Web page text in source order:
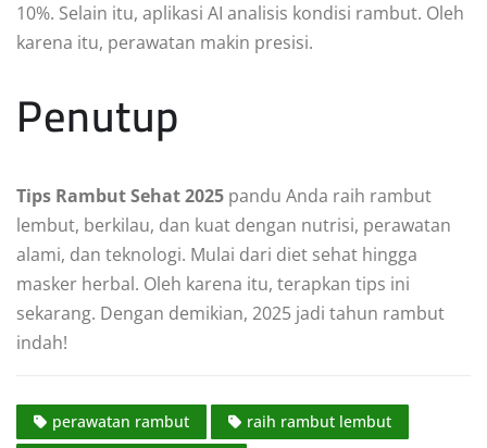
10%. Selain itu, aplikasi AI analisis kondisi rambut. Oleh
karena itu, perawatan makin presisi.
Penutup
Tips Rambut Sehat 2025 pandu Anda raih rambut
lembut, berkilau, dan kuat dengan nutrisi, perawatan
alami, dan teknologi. Mulai dari diet sehat hingga
masker herbal. Oleh karena itu, terapkan tips ini
sekarang. Dengan demikian, 2025 jadi tahun rambut
indah!
perawatan rambut
raih rambut lembut